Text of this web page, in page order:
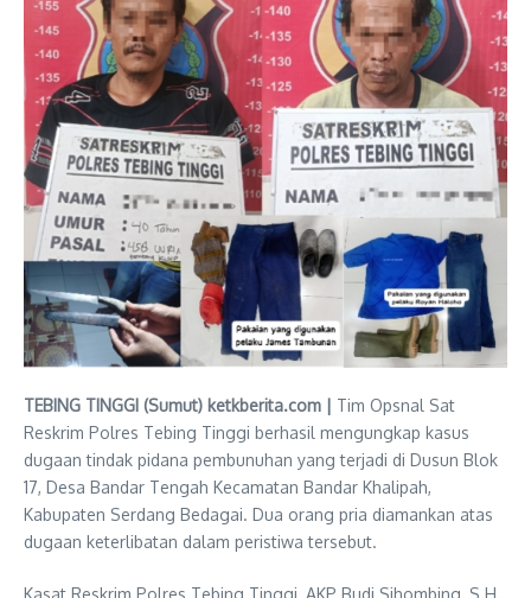
TEBING TINGGI (Sumut) ketkberita.com | Tim Opsnal Sat
Reskrim Polres Tebing Tinggi berhasil mengungkap kasus
dugaan tindak pidana pembunuhan yang terjadi di Dusun Blok
17, Desa Bandar Tengah Kecamatan Bandar Khalipah,
Kabupaten Serdang Bedagai. Dua orang pria diamankan atas
dugaan keterlibatan dalam peristiwa tersebut.
Kasat Reskrim Polres Tebing Tinggi, AKP Budi Sihombing, S.H.,